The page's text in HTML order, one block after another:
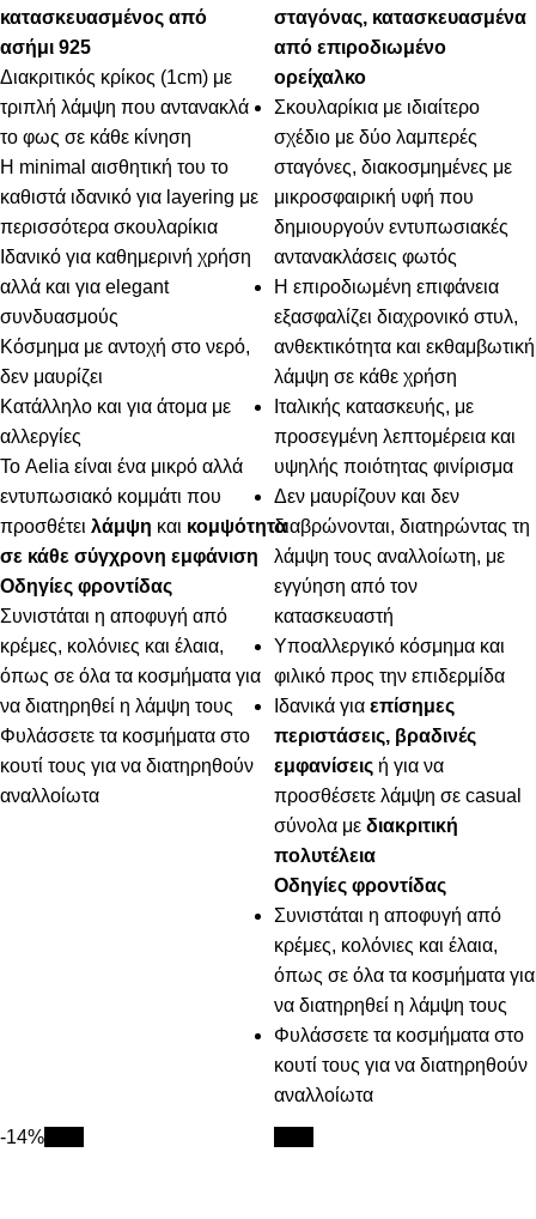
κατασκευασμένος από
ασήμι 925
Διακριτικός κρίκος (1cm) με
τριπλή λάμψη που αντανακλά
το φως σε κάθε κίνηση
Η minimal αισθητική του το
καθιστά ιδανικό για layering με
περισσότερα σκουλαρίκια
Ιδανικό για καθημερινή χρήση
αλλά και για elegant
συνδυασμούς
Κόσμημα με αντοχή στο νερό,
δεν μαυρίζει
Κατάλληλο και για άτομα με
αλλεργίες
Το Aelia είναι ένα μικρό αλλά
εντυπωσιακό κομμάτι που
προσθέτει λάμψη και κομψότητα
σε κάθε σύγχρονη εμφάνιση
Οδηγίες φροντίδας
Συνιστάται η αποφυγή από
κρέμες, κολόνιες και έλαια,
όπως σε όλα τα κοσμήματα για
να διατηρηθεί η λάμψη τους
Φυλάσσετε τα κοσμήματα στο
κουτί τους για να διατηρηθούν
αναλλοίωτα
σταγόνας, κατασκευασμένα
από επιροδιωμένο
ορείχαλκο
Σκουλαρίκια με ιδιαίτερο
σχέδιο με δύο λαμπερές
σταγόνες, διακοσμημένες με
μικροσφαιρική υφή που
δημιουργούν εντυπωσιακές
αντανακλάσεις φωτός
Η επιροδιωμένη επιφάνεια
εξασφαλίζει διαχρονικό στυλ,
ανθεκτικότητα και εκθαμβωτική
λάμψη σε κάθε χρήση
Ιταλικής κατασκευής, με
προσεγμένη λεπτομέρεια και
υψηλής ποιότητας φινίρισμα
Δεν μαυρίζουν και δεν
διαβρώνονται, διατηρώντας τη
λάμψη τους αναλλοίωτη, με
εγγύηση από τον
κατασκευαστή
Υποαλλεργικό κόσμημα και
φιλικό προς την επιδερμίδα
Ιδανικά για επίσημες
περιστάσεις, βραδινές
εμφανίσεις ή για να
προσθέσετε λάμψη σε casual
σύνολα με διακριτική
πολυτέλεια
Οδηγίες φροντίδας
Συνιστάται η αποφυγή από
κρέμες, κολόνιες και έλαια,
όπως σε όλα τα κοσμήματα για
να διατηρηθεί η λάμψη τους
Φυλάσσετε τα κοσμήματα στο
κουτί τους για να διατηρηθούν
αναλλοίωτα
-14%